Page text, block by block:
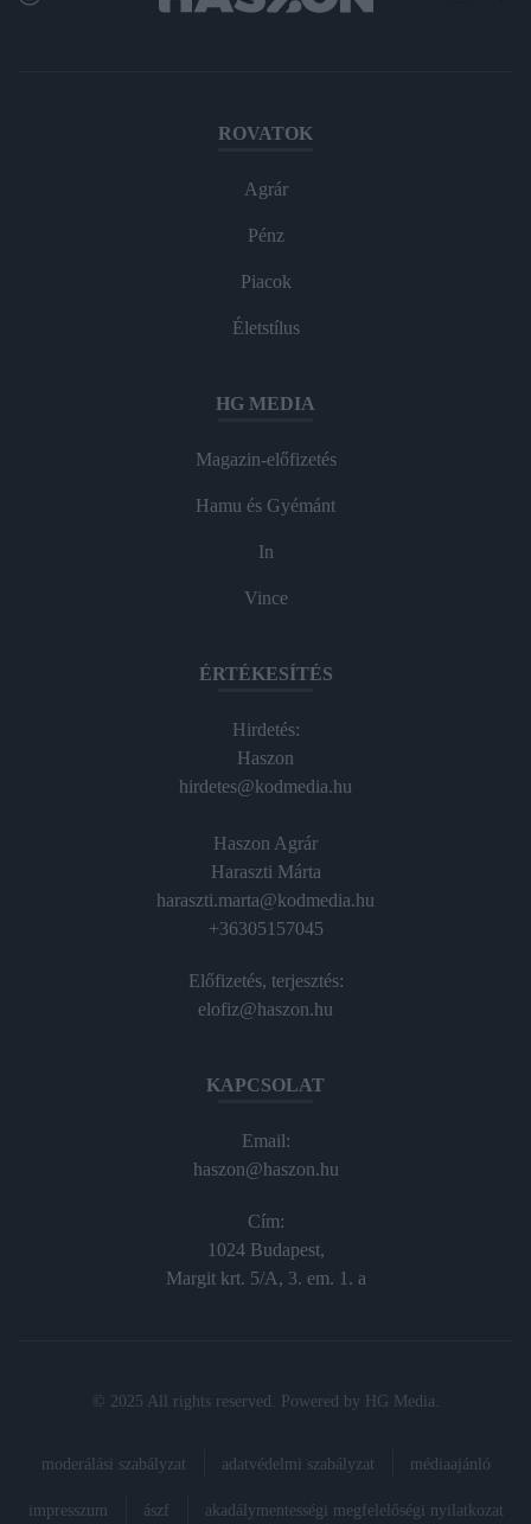
ROVATOK
Agrár
Pénz
Piacok
Életstílus
HG MEDIA
Magazin-előfizetés
Hamu és Gyémánt
In
Vince
ÉRTÉKESÍTÉS
Hirdetés:
Haszon
hirdetes@kodmedia.hu
Haszon Agrár
Haraszti Márta
haraszti.marta@kodmedia.hu
+36305157045
Előfizetés, terjesztés:
elofiz@haszon.hu
KAPCSOLAT
Email:
haszon@haszon.hu
Cím:
1024 Budapest,
Margit krt. 5/A, 3. em. 1. a
© 2025 All rights reserved. Powered by HG Media
moderálási szabályzat adatvédelmi szabályzat médiaajánló
impresszum ászf akadálymentességi megfelelőségi nyilatkozat